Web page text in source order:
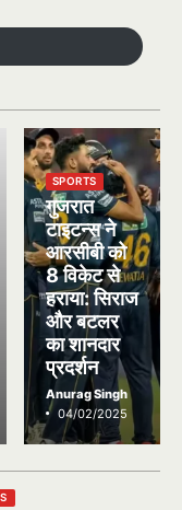
SPORTS
गुजरात
टाइटन्स ने
आरसीबी को
8 विकेट से
हराया: सिराज
और बटलर
का शानदार
प्रदर्शन
Anurag Singh
04/02/2025